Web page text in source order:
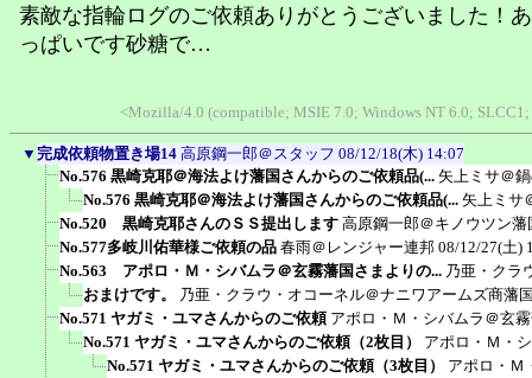
素敵な指輪ログのご依頼ありがとうございました！
っぱいです砂糖で…
<Mozilla/4.0 (compatible; MSIE 7.0; Windows NT 6.0;
▼ 完成依頼物置き場14 高原鋼一郎＠スタッフ 08/12/18(木) 14:07
No.576 黒崎克耶＠海法よけ藩国さんからのご依頼品(... 矢上ミサ＠
No.576 黒崎克耶＠海法よけ藩国さんからのご依頼品(... 矢上ミサ
No.520 黒崎克耶さんのＳＳ提出します 高原鋼一郎＠キノウツン藩
No.577多岐川佑華様ご依頼の品 春雨＠レンジャー連邦 08/12/27(土)
No.563 アポロ・Ｍ・シバムラ＠玄霧藩国さまよりの... 乃亜・クラ
おまけです。
乃亜・クラウ・オコーネル＠ナニワアームズ商藩
No.571 ヤガミ・ユマさんからのご依頼 アポロ・Ｍ・シバムラ＠玄
No.571 ヤガミ・ユマさんからのご依頼（2枚目）
アポロ・Ｍ・
No.571 ヤガミ・ユマさんからのご依頼（3枚目）
アポロ・Ｍ